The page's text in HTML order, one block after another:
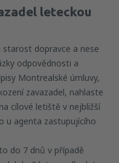
leteckou
starost dopravce a nese
odpovědnosti a
Montrealské úmluvy,
zavazadel, nahlaste
cílové letiště v nejbližší
u agenta zastupujícího
do 7 dnů v případě